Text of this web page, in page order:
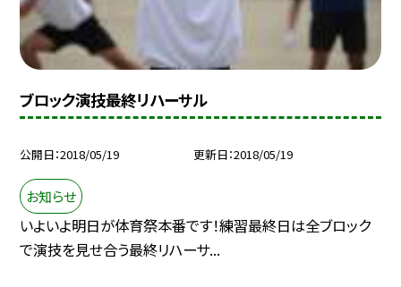
ブロック演技最終リハーサル
公開日 2018/05/19 更新日 2018/05/19
お知らせ
いよいよ明日が体育祭本番です！練習最終日は全ブロック
で演技を見せ合う最終リハーサ...